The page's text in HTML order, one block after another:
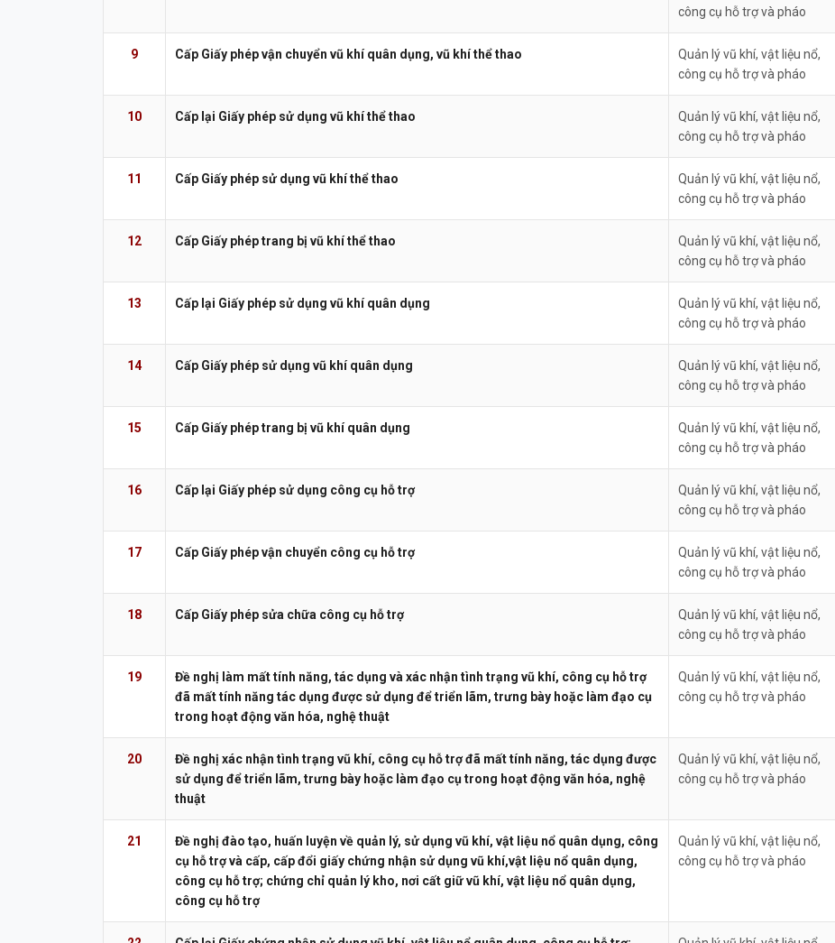
công cụ hỗ trợ và pháo
9 Cấp Giấy phép vận chuyển vũ khí quân dụng, vũ khí thể thao
Quản lý vũ khí, vật liệu nổ,
công cụ hỗ trợ và pháo
10 Cấp lại Giấy phép sử dụng vũ khí thể thao
Quản lý vũ khí, vật liệu nổ,
công cụ hỗ trợ và pháo
11 Cấp Giấy phép sử dụng vũ khí thể thao
Quản lý vũ khí, vật liệu nổ,
công cụ hỗ trợ và pháo
12 Cấp Giấy phép trang bị vũ khí thể thao
Quản lý vũ khí, vật liệu nổ,
công cụ hỗ trợ và pháo
13 Cấp lại Giấy phép sử dụng vũ khí quân dụng
Quản lý vũ khí, vật liệu nổ,
công cụ hỗ trợ và pháo
14 Cấp Giấy phép sử dụng vũ khí quân dụng
Quản lý vũ khí, vật liệu nổ,
công cụ hỗ trợ và pháo
15 Cấp Giấy phép trang bị vũ khí quân dụng
Quản lý vũ khí, vật liệu nổ,
công cụ hỗ trợ và pháo
16 Cấp lại Giấy phép sử dụng công cụ hỗ trợ
Quản lý vũ khí, vật liệu nổ,
công cụ hỗ trợ và pháo
17 Cấp Giấy phép vận chuyển công cụ hỗ trợ
Quản lý vũ khí, vật liệu nổ,
công cụ hỗ trợ và pháo
18 Cấp Giấy phép sửa chữa công cụ hỗ trợ
Quản lý vũ khí, vật liệu nổ,
công cụ hỗ trợ và pháo
19
Đề nghị làm mất tính năng, tác dụng và xác nhận tình trạng vũ khí, công cụ hỗ trợ
đã mất tính năng tác dụng được sử dụng để triển lãm, trưng bày hoặc làm đạo cụ
trong hoạt động văn hóa, nghệ thuật
Quản lý vũ khí, vật liệu nổ,
công cụ hỗ trợ và pháo
20
Đề nghị xác nhận tình trạng vũ khí, công cụ hỗ trợ đã mất tính năng, tác dụng được
sử dụng để triển lãm, trưng bày hoặc làm đạo cụ trong hoạt động văn hóa, nghệ
thuật
Quản lý vũ khí, vật liệu nổ,
công cụ hỗ trợ và pháo
21
Đề nghị đào tạo, huấn luyện về quản lý, sử dụng vũ khí, vật liệu nổ quân dụng, công
cụ hỗ trợ và cấp, cấp đổi giấy chứng nhận sử dụng vũ khí,vật liệu nổ quân dụng,
công cụ hỗ trợ; chứng chỉ quản lý kho, nơi cất giữ vũ khí, vật liệu nổ quân dụng,
công cụ hỗ trợ
Quản lý vũ khí, vật liệu nổ,
công cụ hỗ trợ và pháo